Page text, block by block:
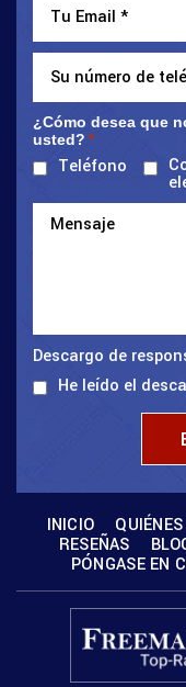
¿Cómo desea que
usted? *
Teléfono
Descargo de
He leído el
INICIO
RESEÑAS
PÓNGASE EN